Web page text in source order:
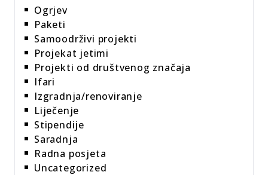
Ogrjev
Paketi
Samoodrživi projekti
Projekat jetimi
Projekti od društvenog značaja
Ifari
Izgradnja/renoviranje
Liječenje
Stipendije
Saradnja
Radna posjeta
Uncategorized